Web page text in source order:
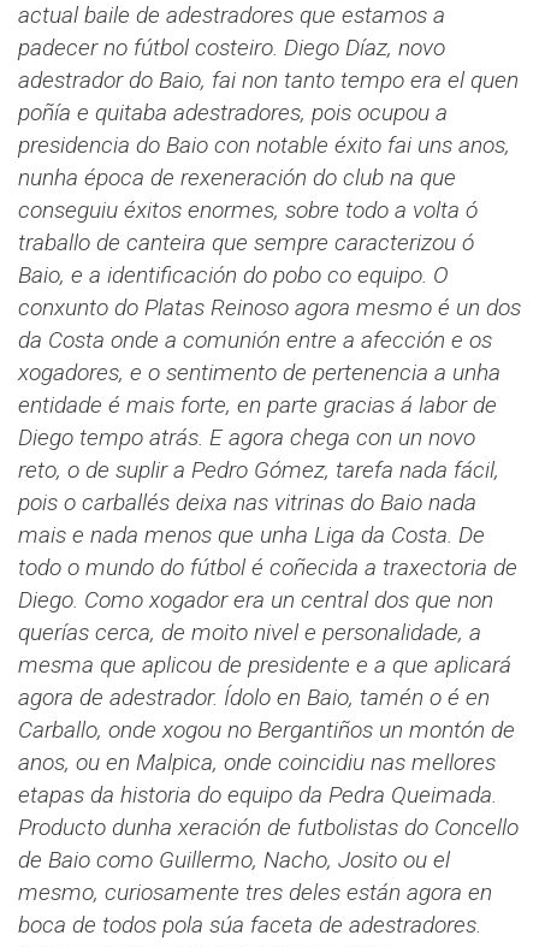
actual baile de adestradores que estamos a
padecer no fútbol costeiro. Diego Díaz, novo
adestrador do Baio, fai non tanto tempo era el quen
poñía e quitaba adestradores, pois ocupou a
presidencia do Baio con notable éxito fai uns anos,
nunha época de rexeneración do club na que
conseguiu éxitos enormes, sobre todo a volta ó
traballo de canteira que sempre caracterizou ó
Baio, e a identificación do pobo co equipo. O
conxunto do Platas Reinoso agora mesmo é un dos
da Costa onde a comunión entre a afección e os
xogadores, e o sentimento de pertenencia a unha
entidade é mais forte, en parte gracias á labor de
Diego tempo atrás. E agora chega con un novo
reto, o de suplir a Pedro Gómez, tarefa nada fácil,
pois o carballés deixa nas vitrinas do Baio nada
mais e nada menos que unha Liga da Costa. De
todo o mundo do fútbol é coñecida a traxectoria de
Diego. Como xogador era un central dos que non
querías cerca, de moito nivel e personalidade, a
mesma que aplicou de presidente e a que aplicará
agora de adestrador. Ídolo en Baio, tamén o é en
Carballo, onde xogou no Bergantiños un montón de
anos, ou en Malpica, onde coincidiu nas mellores
etapas da historia do equipo da Pedra Queimada.
Producto dunha xeración de futbolistas do Concello
de Baio como Guillermo, Nacho, Josito ou el
mesmo, curiosamente tres deles están agora en
boca de todos pola súa faceta de adestradores.